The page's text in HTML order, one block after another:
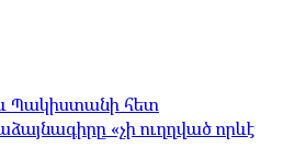
Պակիստանի հետ
«չի ուղղված որևէ